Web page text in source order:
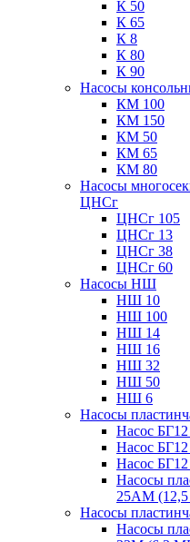
К 50
К 65
К 8
К 80
К 90
Насосы
КМ 100
КМ 150
КМ 50
КМ 65
КМ 80
Насосы
ЦНСг
ЦНСг 105
ЦНСг 13
ЦНСг 38
ЦНСг 60
Насосы НШ
НШ 10
НШ 100
НШ 14
НШ 16
НШ 32
НШ 50
НШ 6
Насосы
Насос БГ12
Насос БГ12
Насос БГ12
Насосы
25АМ (12,5
Насосы
Насосы